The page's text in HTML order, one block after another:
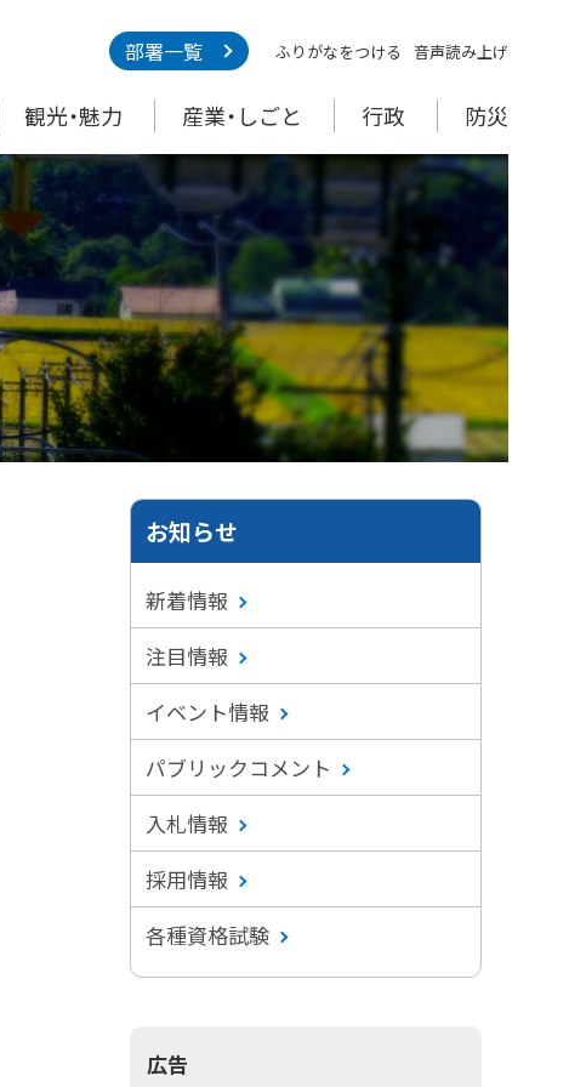
部署一覧 ふりがなをつける 音声読み上げ
観光・魅力 産業・しごと 行政 防災
お知らせ
新着情報
注目情報
イベント情報
パブリックコメント
入札情報
採用情報
各種資格試験
広告